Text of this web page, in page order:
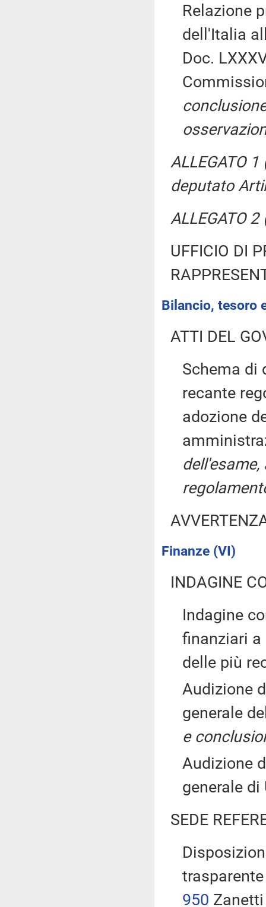
Relazione
dell'Italia
Doc.
ALLEGATO
deputato
ALLEGATO
UFFICIO DI
Bilancio, tesoro
ATTI DEL
Schema di
recante
adozione
Finanze (VI)
INDAGINE
Indagine
finanziari a
delle più
Audizione
generale
e
Audizione
generale
SEDE
950